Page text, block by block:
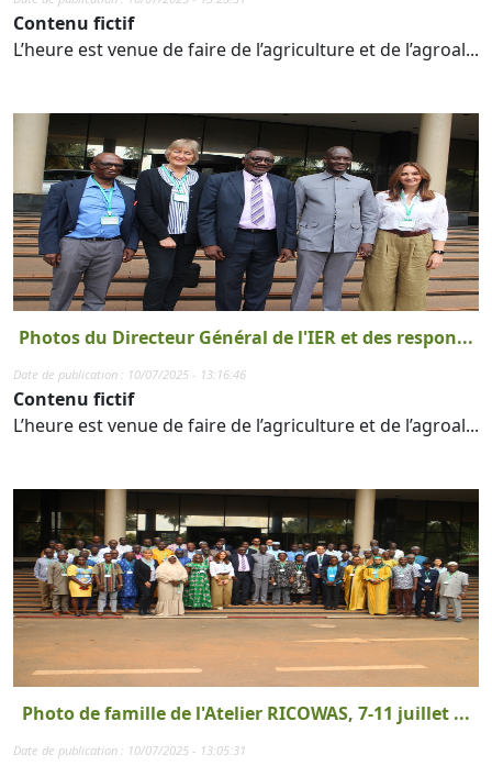
Contenu fictif
L’heure est venue de faire de l’agriculture et de l’agroal...
Photos du Directeur Général de l'IER et des respon...
Date de publication : 10/07/2025 - 13:16:46
Contenu fictif
L’heure est venue de faire de l’agriculture et de l’agroal...
Photo de famille de l'Atelier RICOWAS, 7-11 juillet ...
Date de publication : 10/07/2025 - 13:05:31